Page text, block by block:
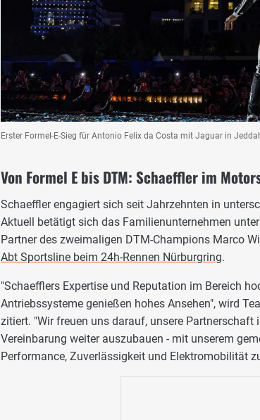
Erster Formel-E-Sieg für Antonio Felix da Costa mit Jaguar in
Von Formel E bis DTM: Schaeffler im
Schaeffler engagiert sich seit Jahrzehnten in
Aktuell betätigt sich das Familienunternehmen
Partner des zweimaligen DTM-Champions Marco
Abt Sportsline beim 24h-Rennen Nürburgring.
"Schaefflers Expertise und Reputation im Bereich
Antriebssysteme genießen hohes Ansehen", wird
zitiert. "Wir freuen uns darauf, unsere Partnerschaft
Vereinbarung weiter auszubauen - mit unserem
Performance, Zuverlässigkeit und Elektromobilität